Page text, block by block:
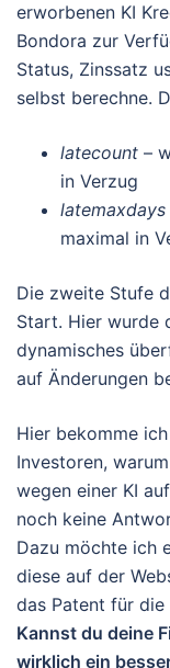
erworbenen KI
Bondora zur
Status, Zinssatz
selbst berechne.
latecount –
in Verzug
latemaxdays
maximal in
Die zweite Stufe
Start. Hier wurde
dynamisches
auf Änderungen
Hier bekomme
Investoren,
wegen einer KI
noch keine
Dazu möchte ich
diese auf der
das Patent für die
Kannst du deine
wirklich ein